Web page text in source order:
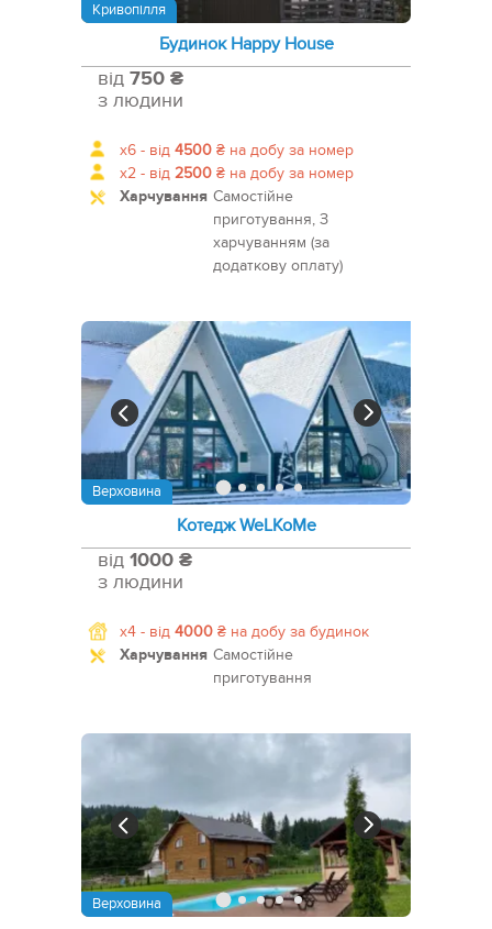
Кривопілля
Будинок Happy House
від 750 ₴
з людини
x6 - від 4500 ₴ на добу за номер
x2 - від 2500 ₴ на добу за номер
Харчування Самостійне
приготування, З
харчуванням (за
додаткову оплату)
Верховина
Котедж WeLKoMe
від 1000 ₴
з людини
x4 - від 4000 ₴ на добу за будинок
Харчування Самостійне
приготування
Верховина